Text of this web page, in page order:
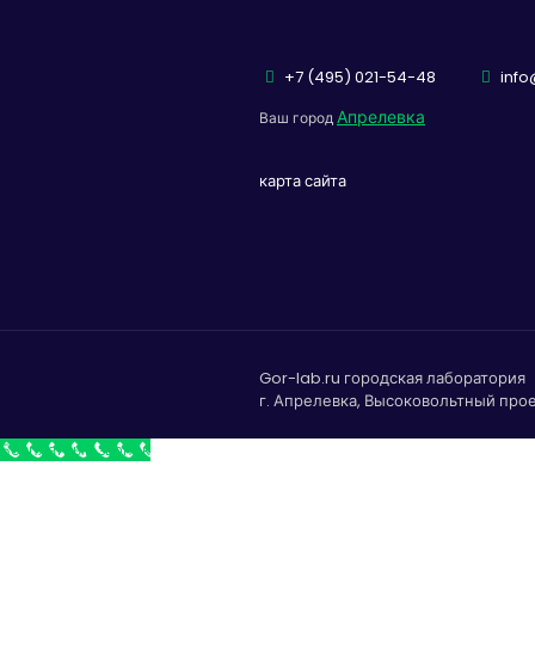
+7 (495) 021-54-48
Ваш городАпрелевка
карта сайта
Gor-lab.ru городская лаборатория
г. Апрелевка, Высоковольтный
Бесплатный звонок